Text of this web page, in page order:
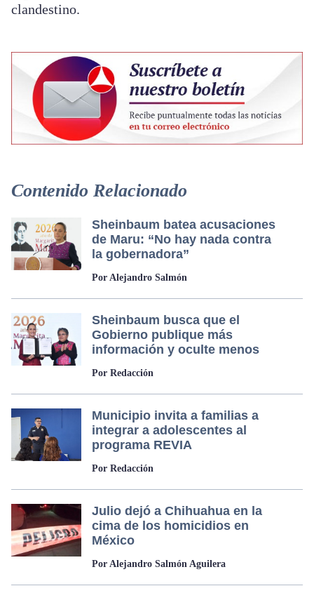
clandestino.
Contenido Relacionado
Sheinbaum batea acusaciones
de Maru: “No hay nada contra
la gobernadora”
Por Alejandro Salmón
Sheinbaum busca que el
Gobierno publique más
información y oculte menos
Por Redacción
Municipio invita a familias a
integrar a adolescentes al
programa REVIA
Por Redacción
Julio dejó a Chihuahua en la
cima de los homicidios en
México
Por Alejandro Salmón Aguilera